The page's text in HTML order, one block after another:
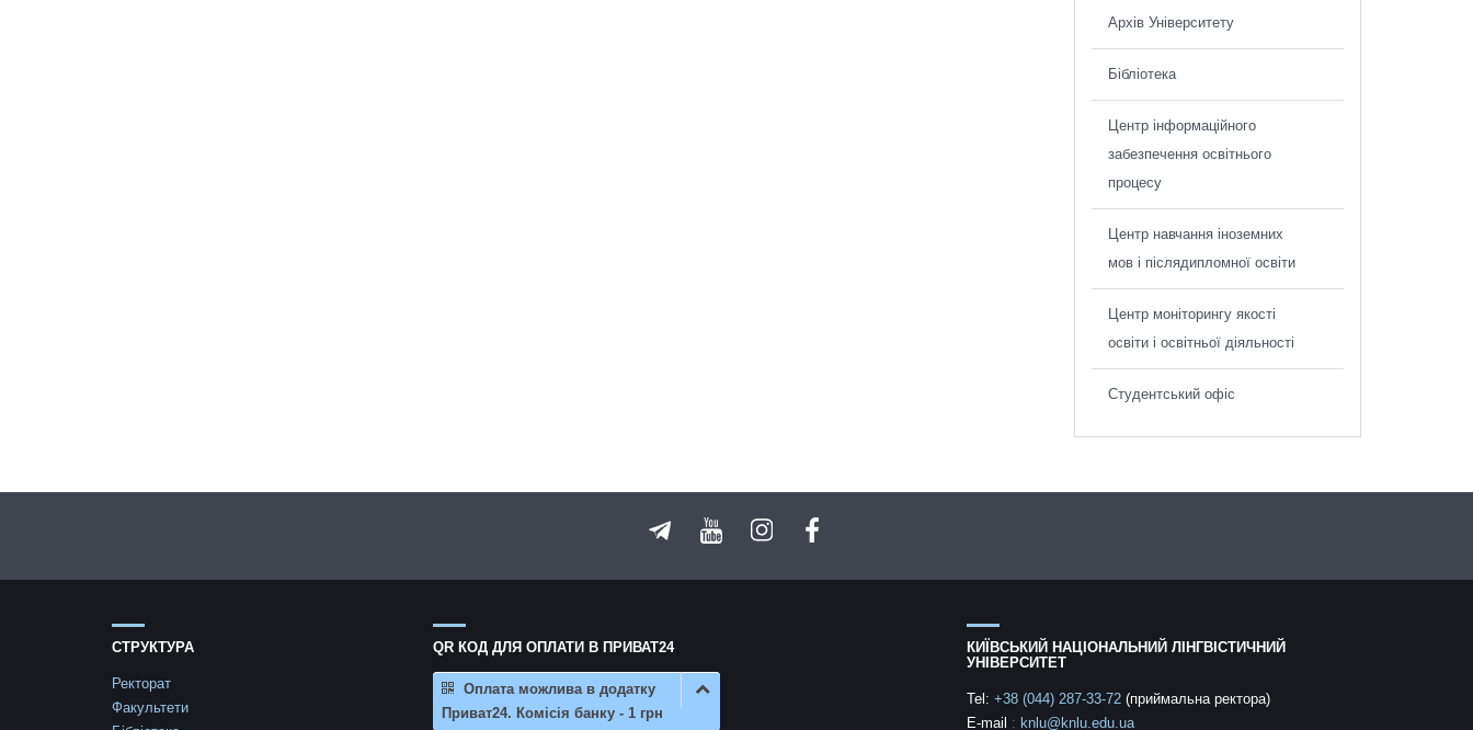
Архів Університету
Бібліотека
Центр інформаційного
забезпечення освітнього
процесу
Центр навчання іноземних
мов і післядипломної освіти
Центр моніторингу якості
освіти і освітньої діяльності
Студентський офіс
СТРУКТУРА
Ректорат
Факультети
QR КОД ДЛЯ ОПЛАТИ В ПРИВАТ24
Оплата можлива в додатку
Приват24. Комісія банку - 1 грн
КИЇВСЬКИЙ НАЦІОНАЛЬНИЙ ЛІНГВІСТИЧНИЙ
УНІВЕРСИТЕТ
Tel: +38 (044) 287-33-72 (приймальна ректора)
E-mail : knlu@knlu.edu.ua